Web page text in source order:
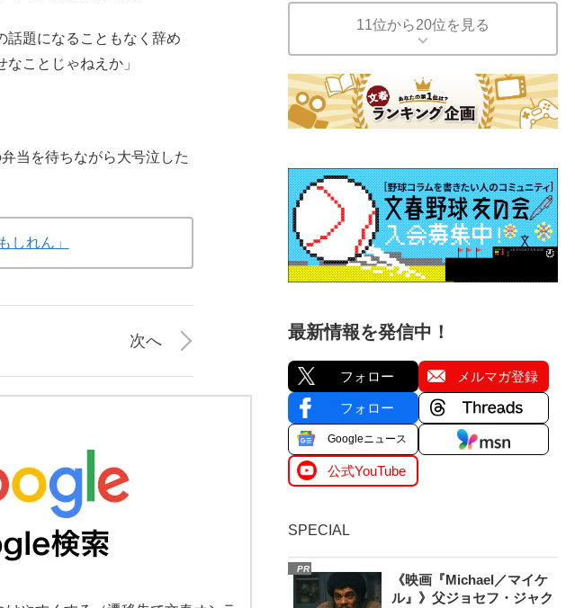
話題になることもなく辞め
ことじゃねえか」
当を待ちながら大号泣した
しれん」
次へ
11位から20位を見る
最新情報を発信中！
フォロー メルマガ登録
フォロー
Googleニュース
公式YouTube
SPECIAL
PR
《映画『Michael／マイケ
ル』》父ジョセフ・ジャク